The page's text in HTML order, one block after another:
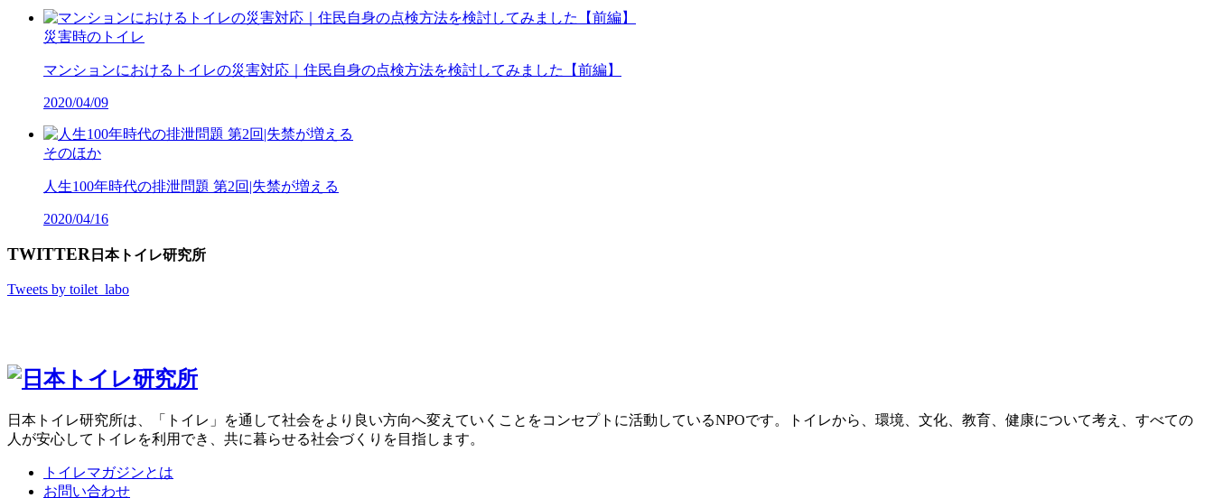
災害時のトイレ
マンションにおけるトイレの災害対応｜住民自身の点検方法を検討してみました【前編】
2020/04/09
そのほか
人生100年時代の排泄問題 第2回|失禁が増える
2020/04/16
TWITTER 日本トイレ研究所
Tweets by toilet_labo
日本トイレ研究所は、「トイレ」を通して社会をより良い方向へ変えていくことをコンセプトに活動しているNPOです。トイレから、環境、文化、教育、健康について考え、すべての
人が安心してトイレを利用でき、共に暮らせる社会づくりを目指します。
トイレマガジンとは
お問い合わせ